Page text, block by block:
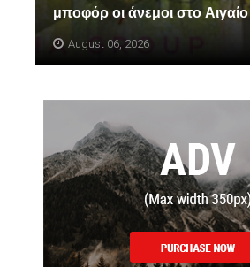
μποφόρ οι άνεμοι στο Αιγαίο
August 06, 2026